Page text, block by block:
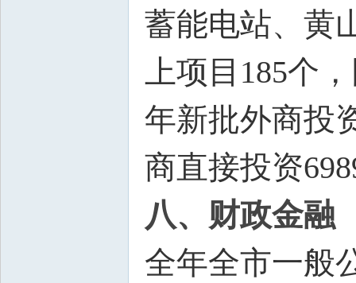
蓄能电站、黄
上项目185个
年新批外商投
商直接投资
八、财政金融
全年全市一般